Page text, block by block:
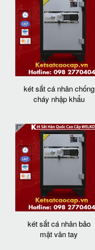
két sắt cá nhân chống
cháy nhập khẩu
két sắt cá nhân bảo
mật vân tay